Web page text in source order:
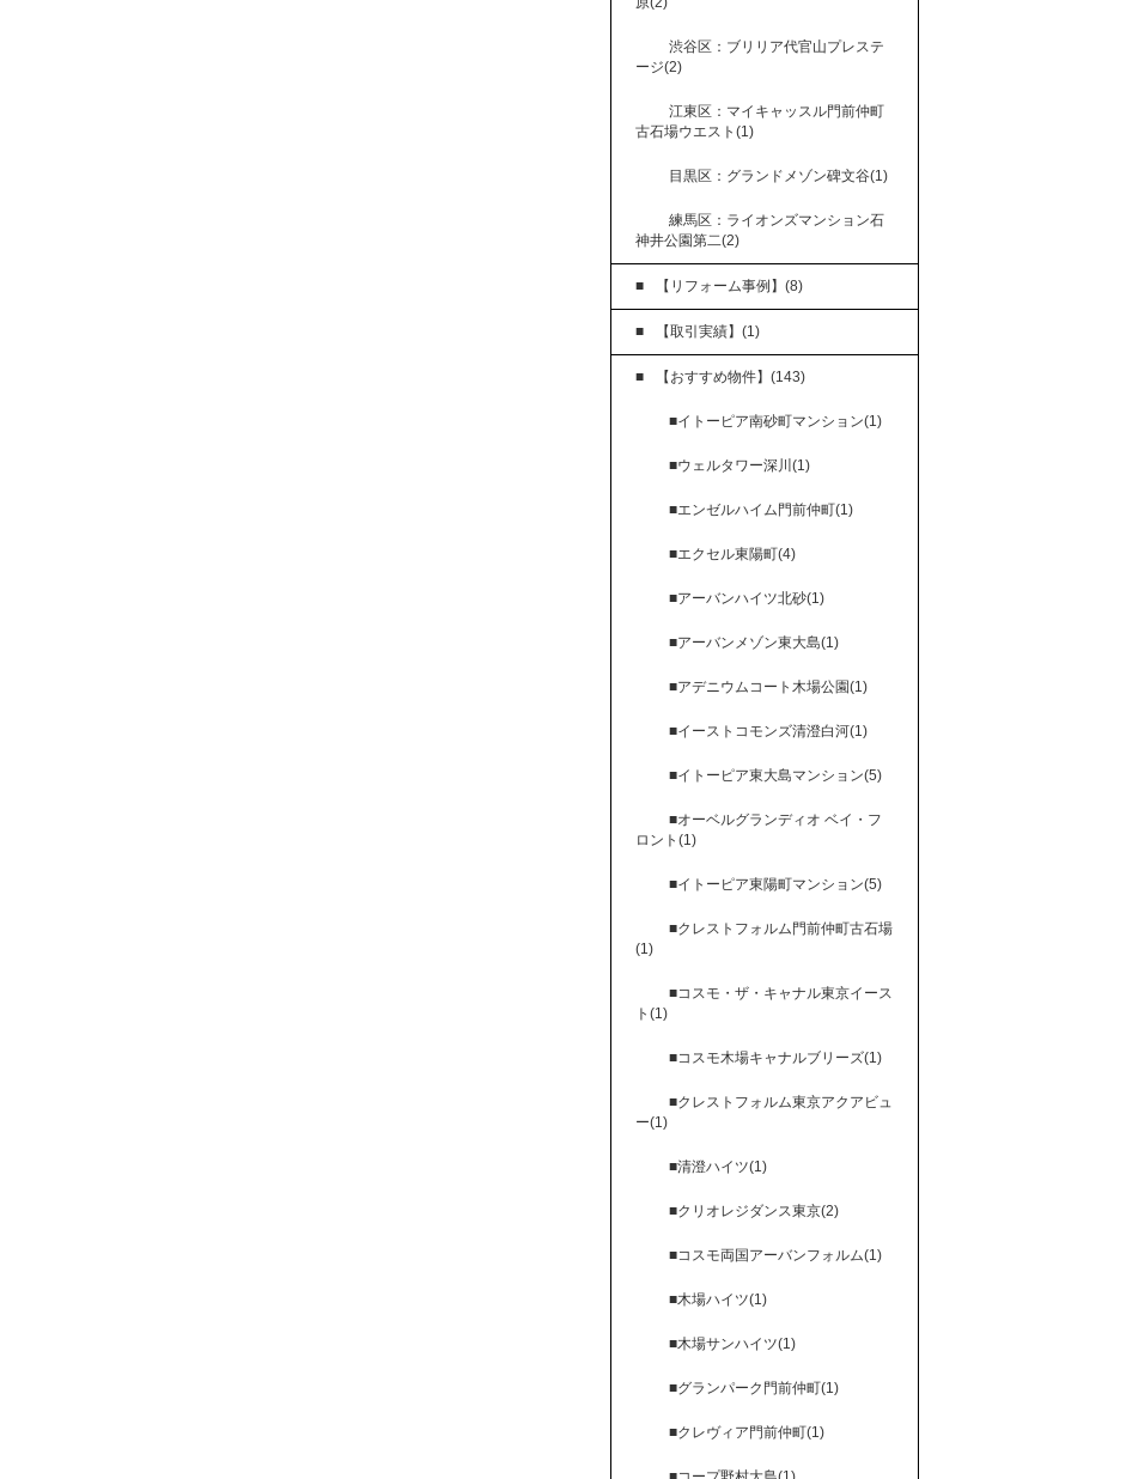
渋谷区：ブリリア代官山プレステ
ージ(2)
江東区：マイキャッスル門前仲町
古石場ウエスト(1)
目黒区：グランドメゾン碑文谷(1)
練馬区：ライオンズマンション石
神井公園第二(2)
【リフォーム事例】(8)
【取引実績】(1)
【おすすめ物件】(143)
■イトーピア南砂町マンション(1)
■ウェルタワー深川(1)
■エンゼルハイム門前仲町(1)
■エクセル東陽町(4)
■アーバンハイツ北砂(1)
■アーバンメゾン東大島(1)
■アデニウムコート木場公園(1)
■イーストコモンズ清澄白河(1)
■イトーピア東大島マンション(5)
■オーベルグランディオ ベイ・フ
ロント(1)
■イトーピア東陽町マンション(5)
■クレストフォルム門前仲町古石場
(1)
■コスモ・ザ・キャナル東京イース
ト(1)
■コスモ木場キャナルブリーズ(1)
■クレストフォルム東京アクアビュ
ー(1)
■清澄ハイツ(1)
■クリオレジダンス東京(2)
■コスモ両国アーバンフォルム(1)
■木場ハイツ(1)
■木場サンハイツ(1)
■グランパーク門前仲町(1)
■クレヴィア門前仲町(1)